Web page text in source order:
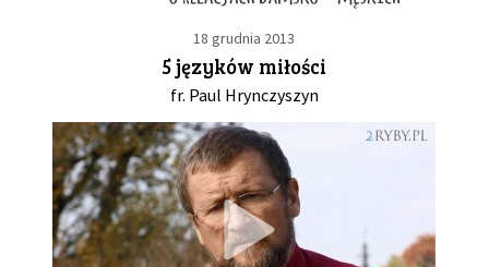
18 grudnia 2013
5 języków miłości
fr. Paul Hrynczyszyn